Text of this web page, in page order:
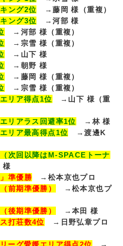
ング2位
→藤岡 様（重複）
ング3位
→河部 様
→河部 様（重複）
→宗雪 様（重複）
→山下 様
→朝野 様
→藤岡 様（重複）
→宗雪 様（重複）
リア得点1位
→山下 様（重
リアラス回避率1位
→林 様
リア最高得点1位
→渡邊K
次回以降はM-SPACEトーナ
様
準優勝
→松本京也プロ
前期準優勝）
→松本京也プ
後期準優勝）
→本田 様
打荘数4位
→日野弘章プロ
ーグ愛媛エリア得点2位
→